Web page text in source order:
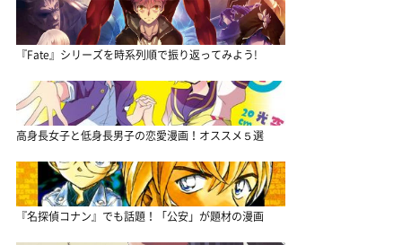
『Fate』シリーズを時系列順で振り返ってみよう!
高身長女子と低身長男子の恋愛漫画！オススメ５選
『名探偵コナン』でも話題！「公安」が題材の漫画